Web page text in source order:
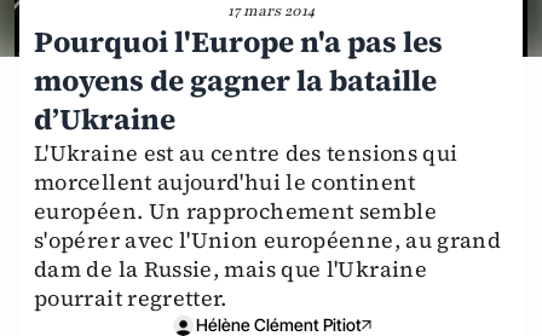
17 mars 2014
Pourquoi l'Europe n'a pas les
moyens de gagner la bataille
d’Ukraine
L'Ukraine est au centre des tensions qui
morcellent aujourd'hui le continent
européen. Un rapprochement semble
s'opérer avec l'Union européenne, au grand
dam de la Russie, mais que l'Ukraine
pourrait regretter.
Hélène Clément Pitiot